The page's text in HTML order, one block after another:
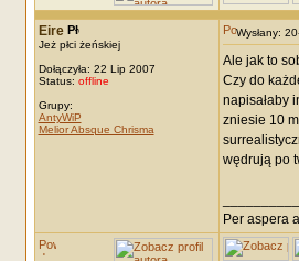
Eire
Jeż płci żeńskiej
Dołączyła: 22 Lip 2007
Status: offline
Grupy:
AntyWiP
Melior Absque Chrisma
Wysłany:
Ale jak to
Czy do
napisałaby
zniesie 10
wędrują po
Per aspera